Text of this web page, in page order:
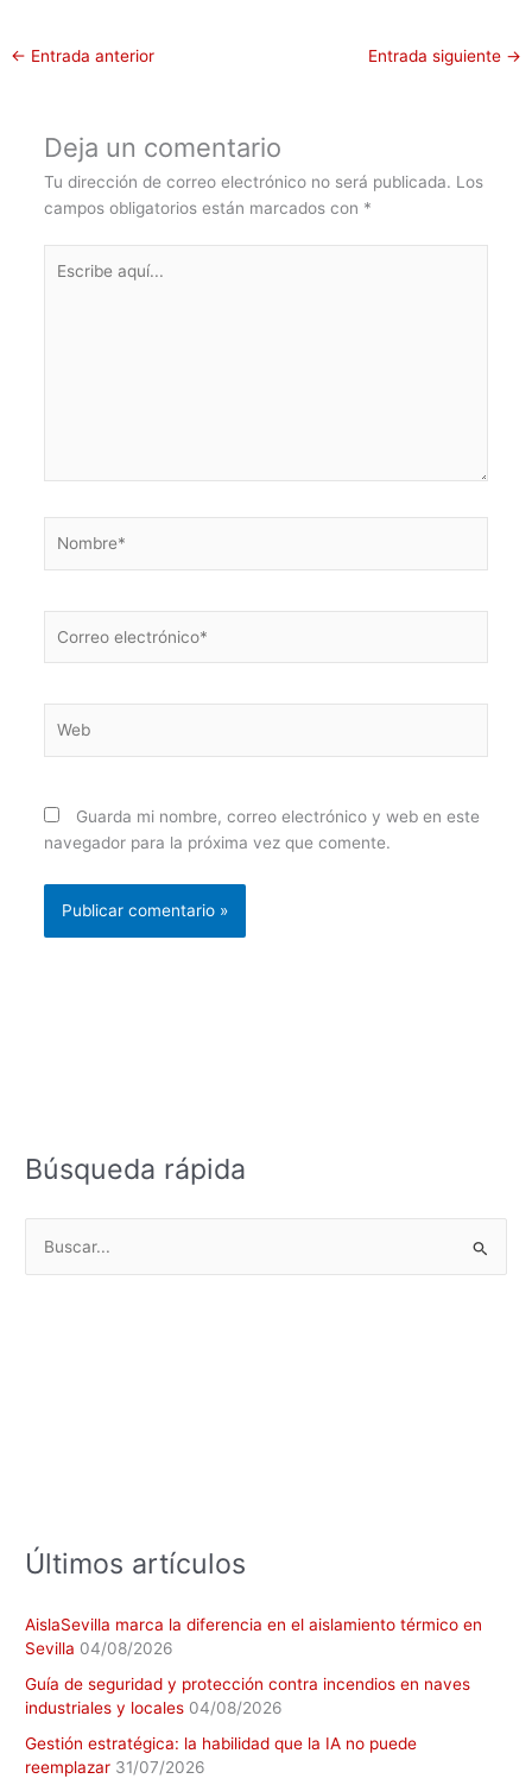
← Entrada anterior Entrada siguiente →
Deja un comentario
Tu dirección de correo electrónico no será publicada. Los
campos obligatorios están marcados con *
aquí...
electrónico*
Guarda mi nombre, correo electrónico y web en este
navegador para la próxima vez que comente.
Búsqueda rápida
Últimos artículos
AislaSevilla marca la diferencia en el aislamiento térmico en
Sevilla 04/08/2026
Guía de seguridad y protección contra incendios en naves
industriales y locales 04/08/2026
Gestión estratégica: la habilidad que la IA no puede
reemplazar 31/07/2026